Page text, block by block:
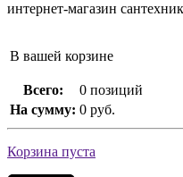
интернет-магазин
В вашей корзине
Всего:
0 позиций
На сумму: 0 руб.
Корзина пуста